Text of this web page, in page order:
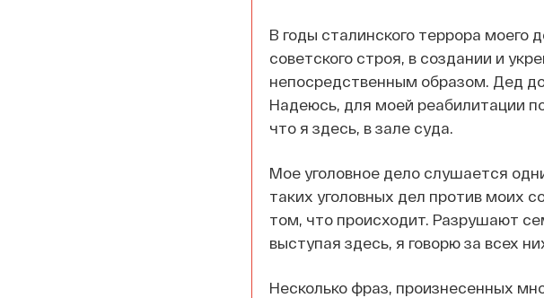
В годы сталинского террора моего
советского строя, в создании и
непосредственным образом. Дед
Надеюсь, для моей реабилитации
что я здесь, в зале суда.
Мое уголовное дело слушается
таких уголовных дел против моих
том, что происходит. Разрушают
выступая здесь, я говорю за всех
Несколько фраз, произнесенных